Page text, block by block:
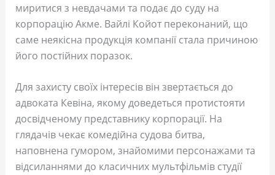
миритися з невдачами та подає до суду на
корпорацію Акме. Вайлі Койот переконаний, що
саме неякісна продукція компанії стала причиною
його постійних поразок.
Для захисту своїх інтересів він звертається до
адвоката Кевіна, якому доведеться протистояти
досвідченому представнику корпорації. На
глядачів чекає комедійна судова битва,
наповнена гумором, знайомими персонажами та
відсиланнями до класичних мультфільмів студії